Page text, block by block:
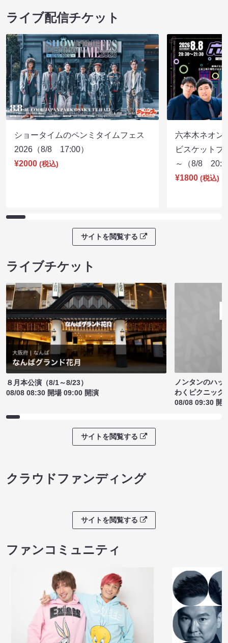
ライブ配信チケット
ショータイムのペンミタイムフェス
2026（8/8 17:00）
¥2000 (税込)
六本木ネオン
ビスケットブ
～（8/8
¥1800 (税込)
サイトを閲覧する
ライブチケット
８月本公演（8/1～8/23）
08/08 08:30 開場 09:00 開演
ノンタンのハッ
わくピクニック
08/08 09:30 開
サイトを閲覧する
クラウドファンディング
サイトを閲覧する
ファンコミュニティ